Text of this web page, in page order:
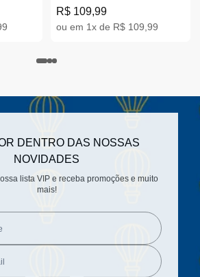
R$ 109,99
ou em 1x de R$ 109,99
DENTRO DAS NOSSAS
NOVIDADES
lista VIP e receba promoções e muito
mais!